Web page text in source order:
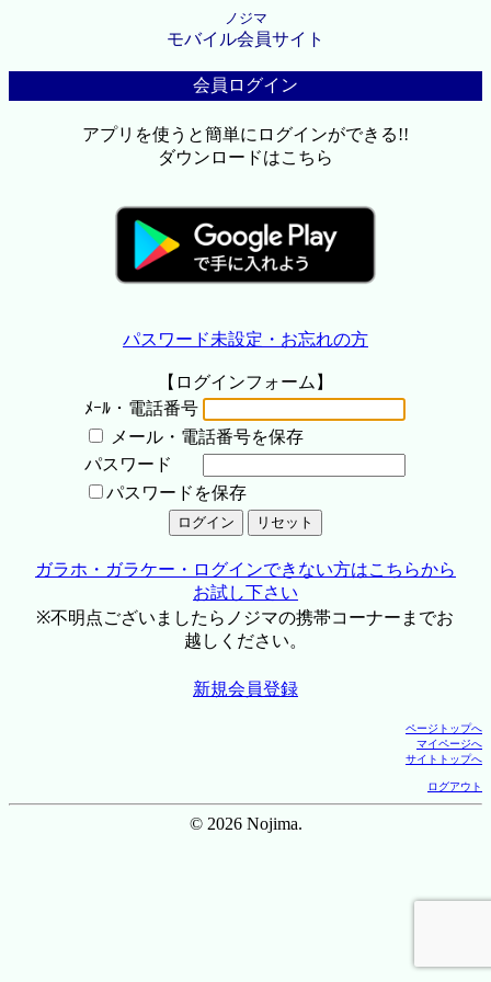
ノジマ
モバイル会員サイト
会員ログイン
アプリを使うと簡単にログインができる!!
ダウンロードはこちら
パスワード未設定・お忘れの方
【ログインフォーム】
ﾒｰﾙ・電話番号
メール・電話番号を保存
パスワード
パスワードを保存
ガラホ・ガラケー・ログインできない方はこちらから
お試し下さい
※不明点ございましたらノジマの携帯コーナーまでお
越しください。
新規会員登録
ページトップへ
マイページへ
サイトトップへ
ログアウト
© 2026 Nojima.